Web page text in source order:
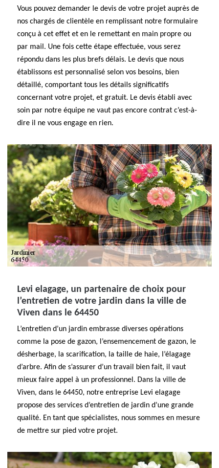
Vous pouvez demander le devis de votre projet auprès de
nos chargés de clientèle en remplissant notre formulaire
conçu à cet effet et en le remettant en main propre ou
par mail. Une fois cette étape effectuée, vous serez
répondu dans les plus brefs délais. Le devis que nous
établissons est personnalisé selon vos besoins, bien
détaillé, comportant tous les détails significatifs
concernant votre projet, et gratuit. Le devis établi avec
soin par notre équipe ne vaut pas encore contrat c’est-à-
dire il ne vous engage en rien.
Levi elagage, un partenaire de choix pour
l’entretien de votre jardin dans la ville de
Viven dans le 64450
L’entretien d’un jardin embrasse diverses opérations
comme la pose de gazon, l’ensemencement de gazon, le
désherbage, la scarification, la taille de haie, l’élagage
d’arbre. Afin de s’assurer d’un travail bien fait, il vaut
mieux faire appel à un professionnel. Dans la ville de
Viven, dans le 64450, notre entreprise Levi elagage
propose des services d’entretien de jardin d’une grande
qualité. En tant que spécialistes, nous sommes en mesure
de mettre sur pied votre projet.